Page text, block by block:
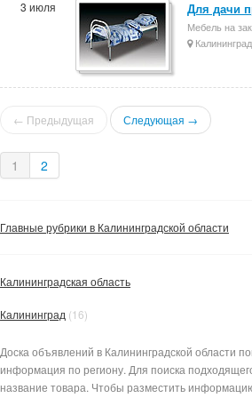
3 июля Для дачи
Мебель на
Калининград
← Предыдущая Следующая →
1 2
Главные рубрики в Калининградской области
Калининградская область
Калининград (16)
Доска объявлений в Калининградской области
информация по региону. Для поиска
название товара. Чтобы разместить